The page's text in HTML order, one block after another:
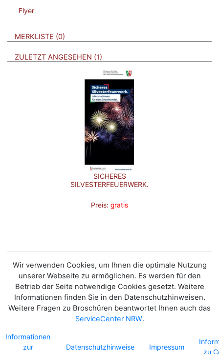
Flyer
VERWEISE AUF VERMERKTE- ODER ZULETZT ANGESEHENE
MERKLISTE 0 BROSCHÜREN
ZULETZT ANGESEHEN 1 BROSCHÜREN
SICHERES
SILVESTERFEUERWERK.
Preis: gratis
Wir verwenden Cookies, um Ihnen die optimale Nutzung
unserer Webseite zu ermöglichen. Es werden für den
Betrieb der Seite notwendige Cookies gesetzt. Weitere
Informationen finden Sie in den Datenschutzhinweisen.
Weitere Fragen zu Broschüren beantwortet Ihnen auch das
ServiceCenter NRW.
Informationen
zur
Datenschutzhinweise Impressum
zu